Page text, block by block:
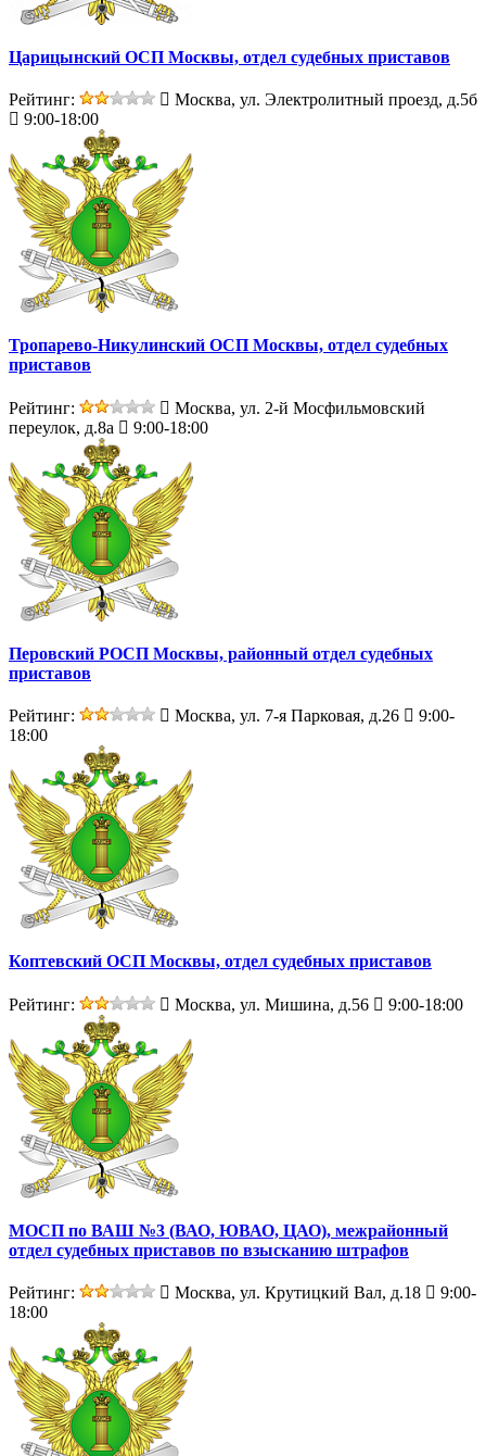
Царицынский ОСП Москвы, отдел судебных приставов
Рейтинг:
Москва, ул. Электролитный проезд, д.5б
9:00-18:00
Тропарево-Никулинский ОСП Москвы, отдел судебных
приставов
Рейтинг:
Москва, ул. 2-й Мосфильмовский
переулок, д.8а
9:00-18:00
Перовский РОСП Москвы, районный отдел судебных
приставов
Рейтинг: Москва, ул. 7-я Парковая, д.26
9:00-
18:00
Коптевский ОСП Москвы, отдел судебных приставов
Рейтинг: Москва, ул. Мишина, д.56 9:00-18:00
МОСП по ВАШ №3 (ВАО, ЮВАО, ЦАО), межрайонный
отдел судебных приставов по взысканию штрафов
Рейтинг: Москва, ул. Крутицкий Вал, д.18
9:00-
18:00